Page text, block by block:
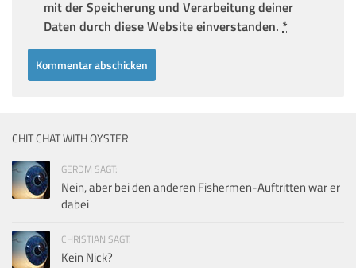
mit der Speicherung und Verarbeitung deiner
Daten durch diese Website einverstanden. *
CHIT CHAT WITH OYSTER
GERDM SAGT:
Nein, aber bei den anderen Fishermen-Auftritten war er
dabei
CHRISTIAN SAGT:
Kein Nick?